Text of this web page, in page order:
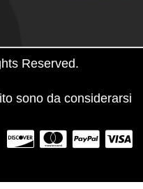
Reserved.
sono da considerarsi